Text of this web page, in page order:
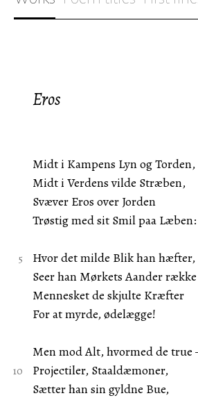
Eros
Midt i Kampens Lyn og Torden,
Midt i Verdens vilde Stræben,
Svæver Eros over Jorden
Trøstig med sit Smil paa Læben:
Hvor det milde Blik han hæfter,
Seer han Mørkets Aander række
Mennesket de skjulte Kræfter
For at myrde, ødelægge!
Men mod Alt, hvormed de
Projectiler, Staaldæmoner,
Sætter han sin gyldne Bue,